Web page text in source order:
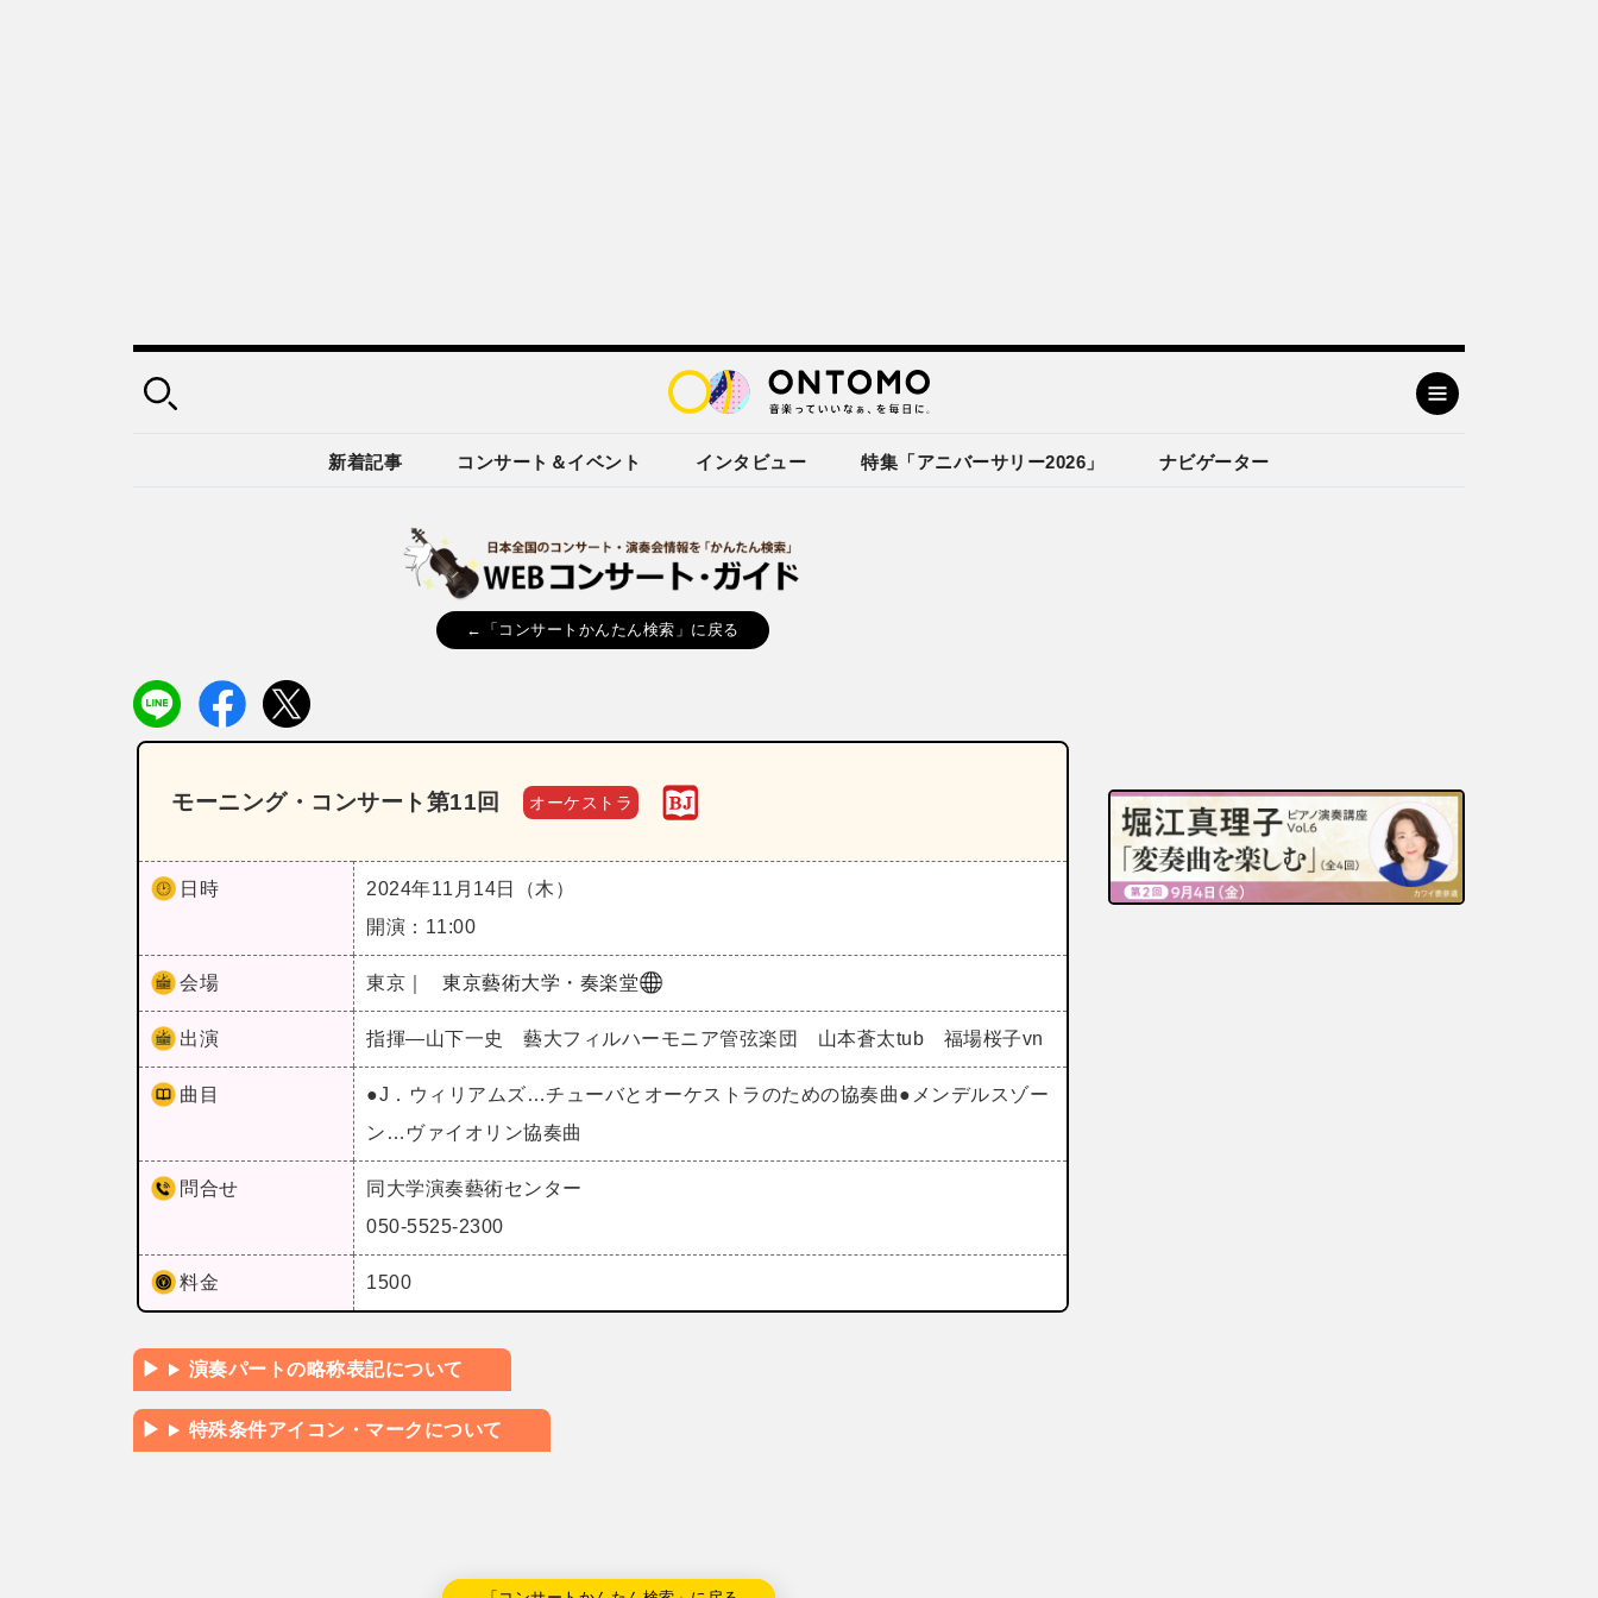
新着記事 コンサート＆イベント インタビュー 特集「アニバーサリー2026」 ナビゲーター
←「コンサートかんたん検索」に戻る
モーニング・コンサート第11回 オーケストラ
日時
2024年11月14日（木）
開演：11:00
会場 東京｜ 東京藝術大学・奏楽堂
出演 指揮―山下一史 藝大フィルハーモニア管弦楽団 山本蒼太tub 福場桜子vn
曲目
●J．ウィリアムズ…チューバとオーケストラのための協奏曲●メンデルスゾー
ン…ヴァイオリン協奏曲
問合せ
同大学演奏藝術センター
050-5525-2300
料金 1500
演奏パートの略称表記について
特殊条件アイコン・マークについて